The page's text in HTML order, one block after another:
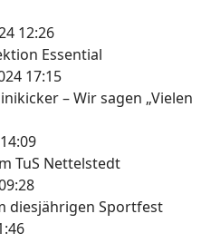
12:26
Essential
17:15
– Wir sagen „Vielen
TuS Nettelstedt
diesjährigen Sportfest